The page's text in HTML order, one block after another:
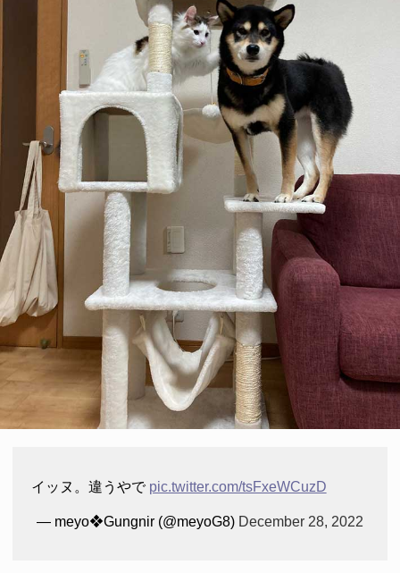
イッヌ。違うやで pic.twitter.com/tsFxeWCuzD
— meyo❖Gungnir (@meyoG8) December 28, 2022